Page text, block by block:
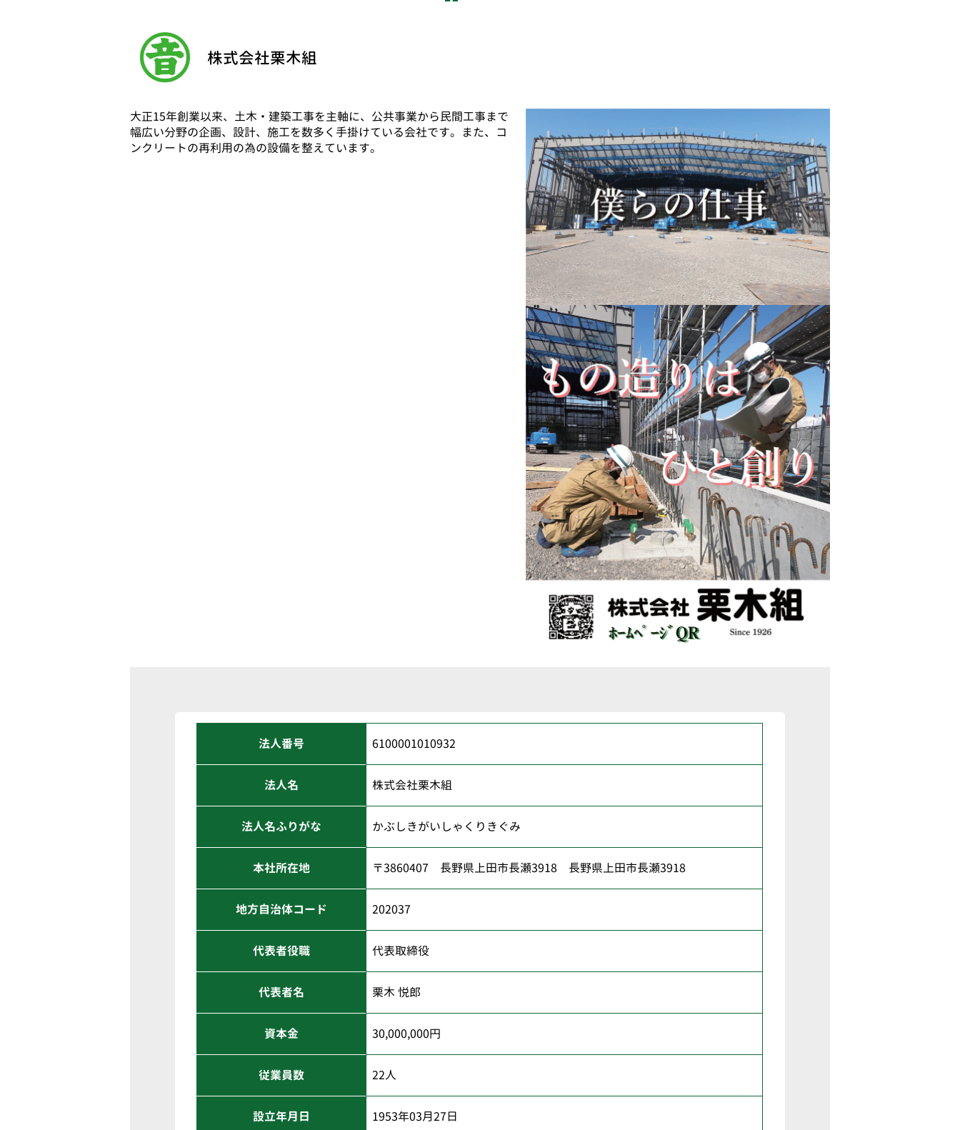
株式会社栗木組
大正15年創業以来、土木・建築工事を主軸に、公共事業から民間工事まで
幅広い分野の企画、設計、施工を数多く手掛けている会社です。また、コ
ンクリートの再利用の為の設備を整えています。
法人番号 6100001010932
法人名 株式会社栗木組
法人名ふりがな かぶしきがいしゃくりきぐみ
本社所在地 〒3860407 長野県上田市長瀬3918 長野県上田市長瀬3918
地方自治体コード 202037
代表者役職 代表取締役
代表者名 栗木 悦郎
資本金 30,000,000円
従業員数 22人
設立年月日 1953年03月27日